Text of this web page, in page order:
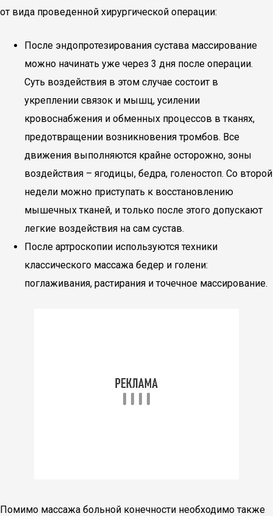
от вида проведенной хирургической операции:
После эндопротезирования сустава массирование
можно начинать уже через 3 дня после операции.
Суть воздействия в этом случае состоит в
укреплении связок и мышц, усилении
кровоснабжения и обменных процессов в тканях,
предотвращении возникновения тромбов. Все
движения выполняются крайне осторожно, зоны
воздействия – ягодицы, бедра, голеностоп. Со второй
недели можно приступать к восстановлению
мышечных тканей, и только после этого допускают
легкие воздействия на сам сустав.
После артроскопии используются техники
классического массажа бедер и голени:
поглаживания, растирания и точечное массирование.
Помимо массажа больной конечности необходимо также